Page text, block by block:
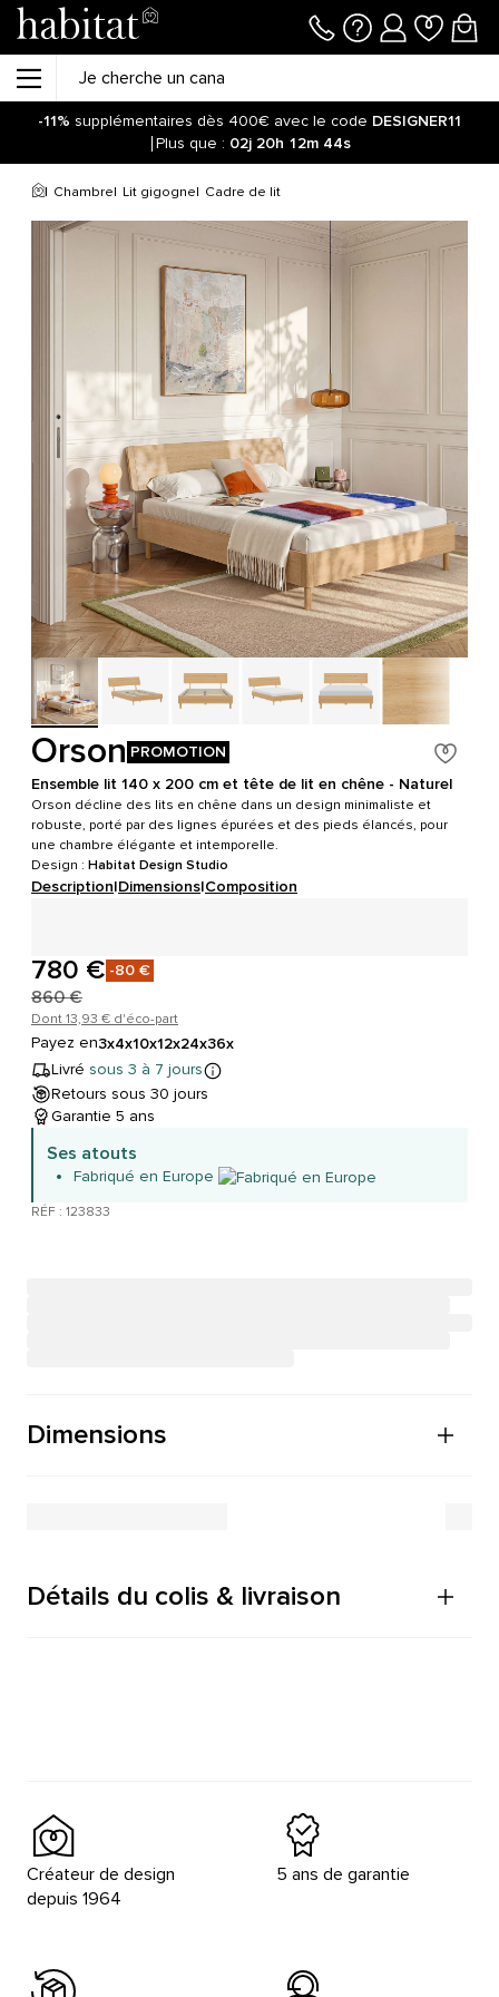
-11% supplémentaires dès 400€ avec le code DESIGNER11
Plus que : 02j 20h 12m 44s
Chambre Lit gigogne Cadre de lit
Orson PROMOTION
Ensemble lit 140 x 200 cm et tête de lit en chêne - Naturel
Orson décline des lits en chêne dans un design minimaliste et
robuste, porté par des lignes épurées et des pieds élancés, pour
une chambre élégante et intemporelle.
Design : Habitat Design Studio
Description|Dimensions|Composition
780 € -80 €
860 €
Dont 13,93 € d'éco-part
Payez en3x4x10x12x24x36x
Livré sous 3 à 7 jours
Retours sous 30 jours
Garantie 5 ans
Ses atouts
Fabriqué en Europe
RÉF : 123833
Dimensions
Détails du colis & livraison
Créateur de design
depuis 1964
5 ans de garantie